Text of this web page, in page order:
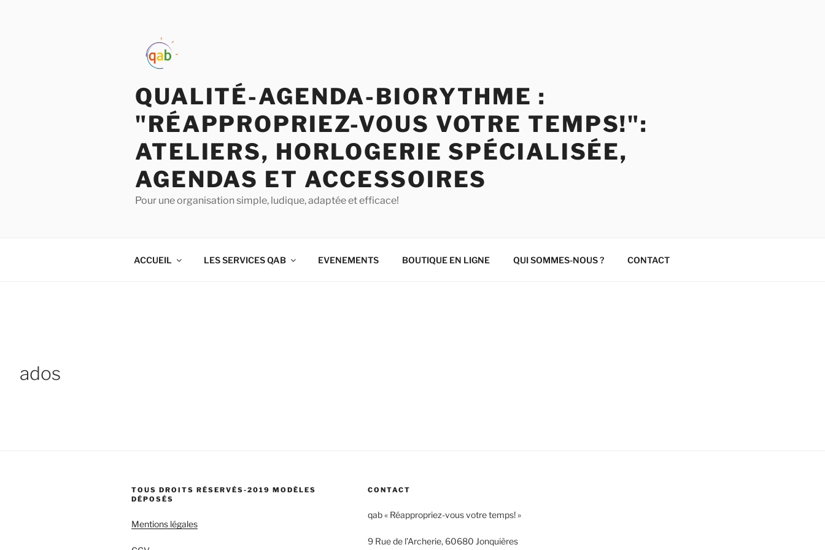
QUALITÉ-AGENDA-BIORYTHME :
"RÉAPPROPRIEZ-VOUS VOTRE TEMPS!":
ATELIERS, HORLOGERIE SPÉCIALISÉE,
AGENDAS ET ACCESSOIRES
Pour une organisation simple, ludique, adaptée et efficace!
ACCUEIL LES SERVICES QAB EVENEMENTS BOUTIQUE EN LIGNE QUI SOMMES-NOUS ? CONTACT
ados
TOUS DROITS RÉSERVÉS-2019 MODÈLES
DÉPOSÉS
Mentions légales
CONTACT
qab « Réappropriez-vous votre temps! »
9 Rue de l’Archerie, 60680 Jonquières